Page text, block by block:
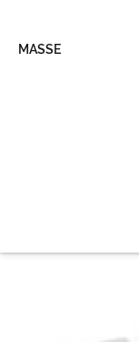
MASSE